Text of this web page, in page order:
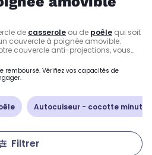
de casserole ou de poêle qui soit
couvercle à poignée amovible.
couvercle anti-projections, vous
de la vaisselle dans un placard, ou le
pratique pour éviter de salir votre
plans de travail, le couvercle à
de notre universautour de la
idéal.
remboursé. Vérifiez vos capacités de
Autocuiseur - cocotte minute
Filtrer